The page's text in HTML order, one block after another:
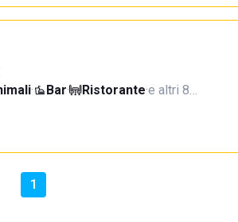
· Bar· Ristorante·e altri 8…
1